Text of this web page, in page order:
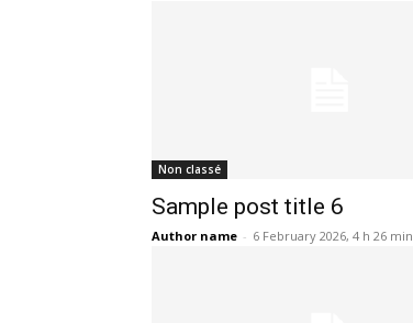
Non classé
Sample post title 6
Author name - 6 February 2026, 4 h 26 min